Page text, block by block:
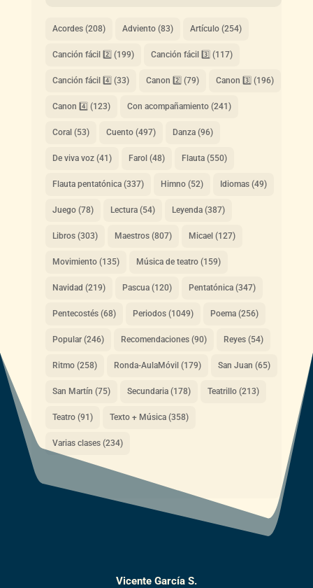
Acordes(208) Adviento(83) Artículo(254)
Canción fácil 2️⃣ (199) Canción fácil 3️⃣ (117)
Canción fácil 4️⃣ (33) Canon 2️⃣ (79) Canon 3️⃣ (196)
Canon 4️⃣ (123) Con acompañamiento(241)
Coral (53) Cuento(497) Danza(96)
De viva voz(41) Farol (48) Flauta(550)
Flauta pentatónica(337) Himno(52) Idiomas(49)
Juego(78) Lectura(54) Leyenda(387)
Libros(303) Maestros(807) Micael (127)
Movimiento(135) Música de teatro(159)
Navidad (219) Pascua(120) Pentatónica(347)
Pentecostés(68) Periodos(1049) Poema(256)
Popular(246) Recomendaciones(90) Reyes(54)
Ritmo(258) Ronda-AulaMóvil (179) San Juan (65)
San Martín (75) Secundaria(178) Teatrillo(213)
Teatro(91) Texto + Música(358)
Varias clases(234)
Vicente García S.